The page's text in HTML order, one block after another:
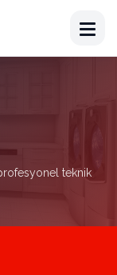
teknik